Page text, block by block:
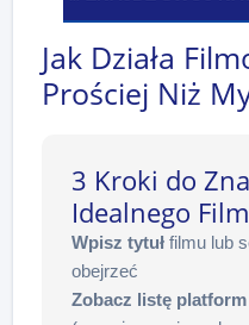
Jak Działa
Prościej Niż
3 Kroki do
Idealnego
Wpisz tytuł filmu lub
obejrzeć
Zobacz listę platform